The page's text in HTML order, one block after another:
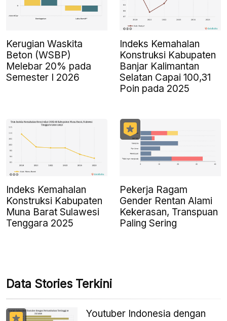
Kerugian Waskita
Beton (WSBP)
Melebar 20% pada
Semester I 2026
Indeks Kemahalan
Konstruksi Kabupaten
Banjar Kalimantan
Selatan Capai 100,31
Poin pada 2025
Indeks Kemahalan
Konstruksi Kabupaten
Muna Barat Sulawesi
Tenggara 2025
Pekerja Ragam
Gender Rentan Alami
Kekerasan, Transpuan
Paling Sering
Data Stories Terkini
Youtuber Indonesia dengan